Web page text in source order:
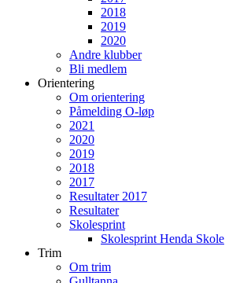
2018
2019
2020
Andre klubber
Bli medlem
Orientering
Om orientering
Påmelding O-løp
2021
2020
2019
2018
2017
Resultater 2017
Resultater
Skolesprint
Skolesprint Henda Skole
Trim
Om trim